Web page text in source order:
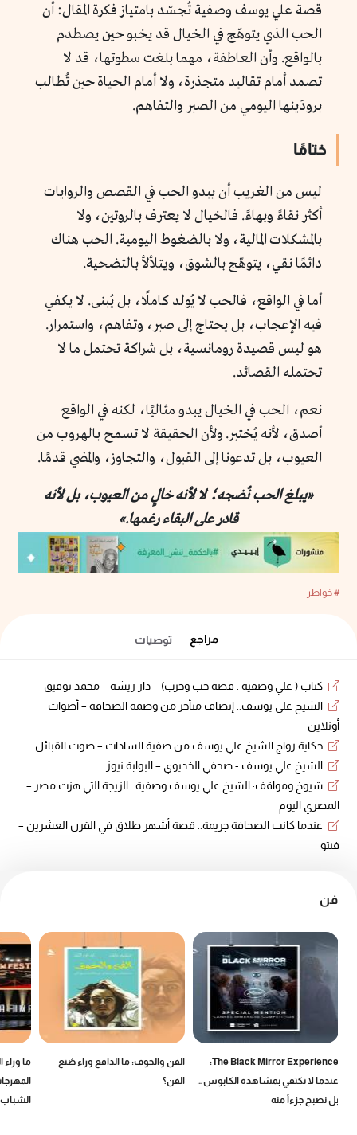
قصة علي يوسف وصفية تُجسّد بامتياز فكرة المقال: أن
الحب الذي يتوهّج في الخيال قد يخبو حين يصطدم
بالواقع. وأن العاطفة، مهما بلغت سطوتها، قد لا
تصمد أمام تقاليد متجذرة، ولا أمام الحياة حين تُطالب
برودَينها اليومي من الصبر والتفاهم.
ختامًا
ليس من الغريب أن يبدو الحب في القصص والروايات
أكثر نقاءً وبهاءً. فالخيال لا يعترف بالروتين، ولا
بالمشكلات المالية، ولا بالضغوط اليومية. الحب هناك
دائمًا نقي، يتوهّج بالشوق، ويتلألأ بالتضحية.
أما في الواقع، فالحب لا يُولد كاملًا، بل يُبنى. لا يكفي
فيه الإعجاب، بل يحتاج إلى صبر، وتفاهم، واستمرار.
هو ليس قصيدة رومانسية، بل شراكة تحتمل ما لا
تحتمله القصائد.
نعم، الحب في الخيال يبدو مثاليًا، لكنه في الواقع
أصدق، لأنه يُختبر. ولأن الحقيقة لا تسمح بالهروب من
العيوب، بل تدعونا إلى القبول، والتجاوز، والمضي قدمًا.
«يبلغ الحب نُضجه؛ لا لأنه خالٍ من العيوب، بل لأنه
قادر على البقاء رغمها.»
# خواطر
مراجع توصيات
كتاب ( علي وصفية : قصة حب وحرب) – دار ريشة – محمد توفيق
الشيخ علي يوسف.. إنصاف متأخر من وصمة الصحافة – أصوات
أونلاين
حكاية زواج الشيخ علي يوسف من صفية السادات – صوت القبائل
الشيخ علي يوسف - صحفي الخديوي – البوابة نيوز
شيوخ ومواقف: الشيخ علي يوسف وصفية.. الزيجة التي هزت مصر –
المصري اليوم
عندما كانت الصحافة جريمة.. قصة أشهر طلاق في القرن العشرين –
فيتو
فن
The Black Mirror Experience:
عندما لا نكتفي بمشاهدة الكابوس…
بل نصبح جزءاً منه
الفن والخوف: ما الدافع وراء صُنع
الفن؟
ما وراء
الشباب